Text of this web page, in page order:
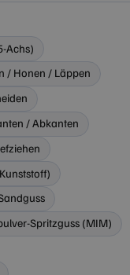
Achs)
/ Honen / Läppen
/ Abkanten
Spritzguss (MIM)